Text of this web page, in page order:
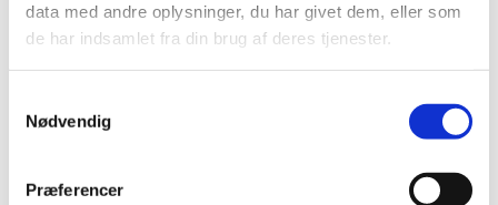
data med andre oplysninger, du har givet dem, eller som
de har indsamlet fra din brug af deres tjenester.
Nødvendig
Præferencer
Ledig bevilling til Farsø Apotek (Genopslag)
2018. Farsø Apotek er beliggende i postnummer 9640.
Ledig bevilling til Løgstør Apotek (Genopslag)